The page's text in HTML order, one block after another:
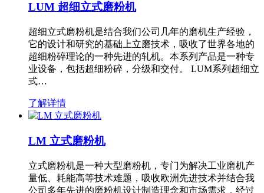
LUM 超细立式磨粉机
超细立式磨粉机是结合我们公司几年的磨机生产经验，
它的设计和研究的基础上立磨技术，吸收了世界各地的
超细粉碎理论的一种先进的轧机。本系列产品是一种专
业设备，包括超细粉碎，分级和交付。 LUM系列超细立
式…
了解详情
LM 立式磨粉机
立式磨粉机是一种大型磨粉机，专门为解决工业磨机产
量低、耗能高等技术难题，吸收欧洲先进技术并结合我
公司多年先进的磨粉机设计制造理念和市场需求，经过